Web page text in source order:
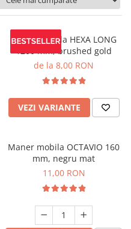
Maner mobila HEXA LONG
1200 mm, brushed gold
de la 8,00 RON
VEZI VARIANTE
Maner mobila OCTAVIO 160
mm, negru mat
11,00 RON